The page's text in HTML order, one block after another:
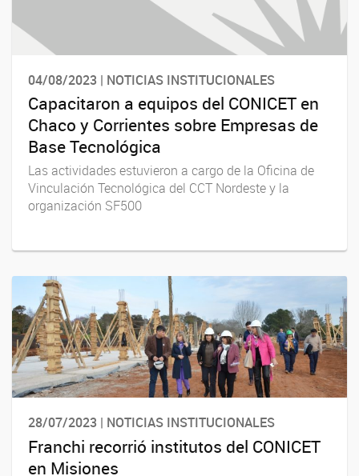
04/08/2023 | NOTICIAS INSTITUCIONALES
Capacitaron a equipos del CONICET en
Chaco y Corrientes sobre Empresas de
Base Tecnológica
Las actividades estuvieron a cargo de la Oficina de
Vinculación Tecnológica del CCT Nordeste y la
organización SF500
28/07/2023 | NOTICIAS INSTITUCIONALES
Franchi recorrió institutos del CONICET
en Misiones